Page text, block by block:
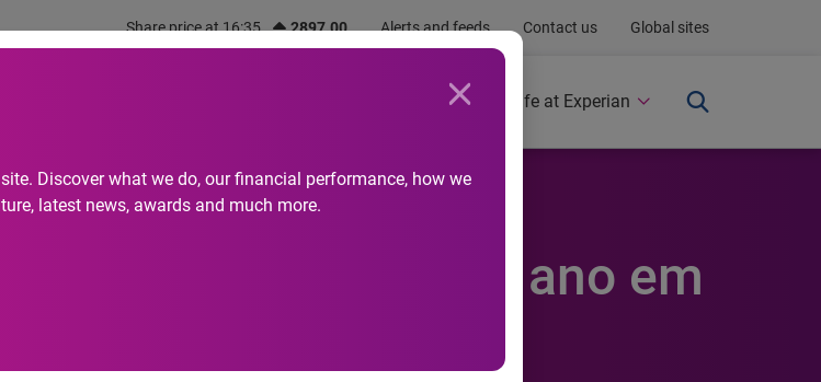
Share price at 16:35 2897.00 Alerts and feeds Contact us Global sites
Discover what we do, our financial performance, how we
latest news, awards and much more.
Newsroom Life at Experian
a primeira alta do ano em